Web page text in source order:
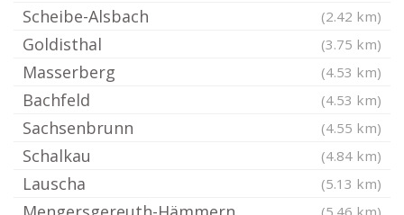
Scheibe-Alsbach (2.42 km)
Goldisthal (3.75 km)
Masserberg (4.53 km)
Bachfeld (4.53 km)
Sachsenbrunn (4.55 km)
Schalkau (4.84 km)
Lauscha (5.13 km)
(5.46 km)